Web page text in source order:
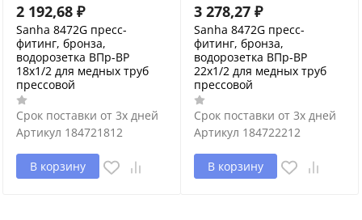
2 192,68 ₽
Sanha 8472G пресс-
фитинг, бронза,
водорозетка ВПр-ВР
18x1/2 для медных труб
прессовой
Срок поставки от 3х дней
Артикул 184721812
В корзину
3 278,27 ₽
Sanha 8472G пресс-
фитинг, бронза,
водорозетка ВПр-ВР
22x1/2 для медных труб
прессовой
Срок поставки от 3х дней
Артикул 184722212
В корзину